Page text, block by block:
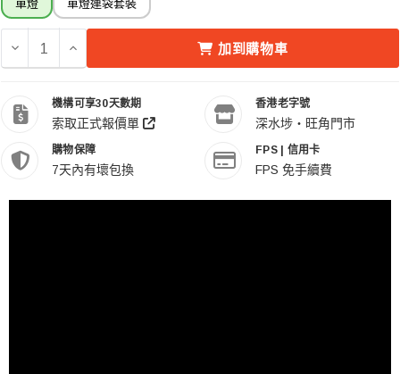
單燈 單燈連袋套裝
減少 GODOX 神牛 LITEMONS LA150R RGB LED
增加 GODOX 神牛 LITEMONS LA150R RGB LED
加到購物車
機構可享30天數期
索取正式報價單
香港老字號
深水埗・旺角門市
購物保障
7天內有壞包換
FPS | 信用卡
FPS 免手續費